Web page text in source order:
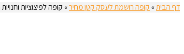
דף הבית» קופה רושמת לעסק קטן מחיר» קופה לפיצוציות